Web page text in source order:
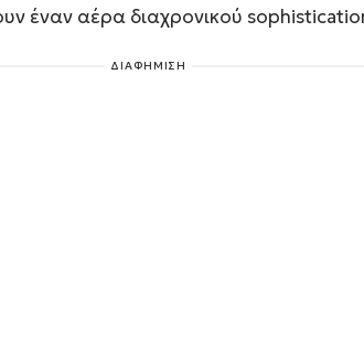
έναν αέρα διαχρονικού
ΔΙΑΦΗΜΙΣΗ